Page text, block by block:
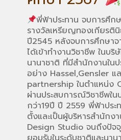
พี่ฟ้าประทาน จบการศึ
รางวัลเหรียญทองเกียรติ
ปี2545 หลังจบการศึกษา
ได้เข้าทำงานวิชาชีพ ในบ
นานาชาติ ที่มีสำนักงานใน
อย่าง Hassel,Gensler
partnership ในตำแหน่ง
ผ่านประสบการณ์วิชาชีพใ
กว่า19ปี ปี 2559 พี่ฟ้าประ
ตั้งและเป็นผู้บริหารสำนักง
Design Studio จนถึงปัจ